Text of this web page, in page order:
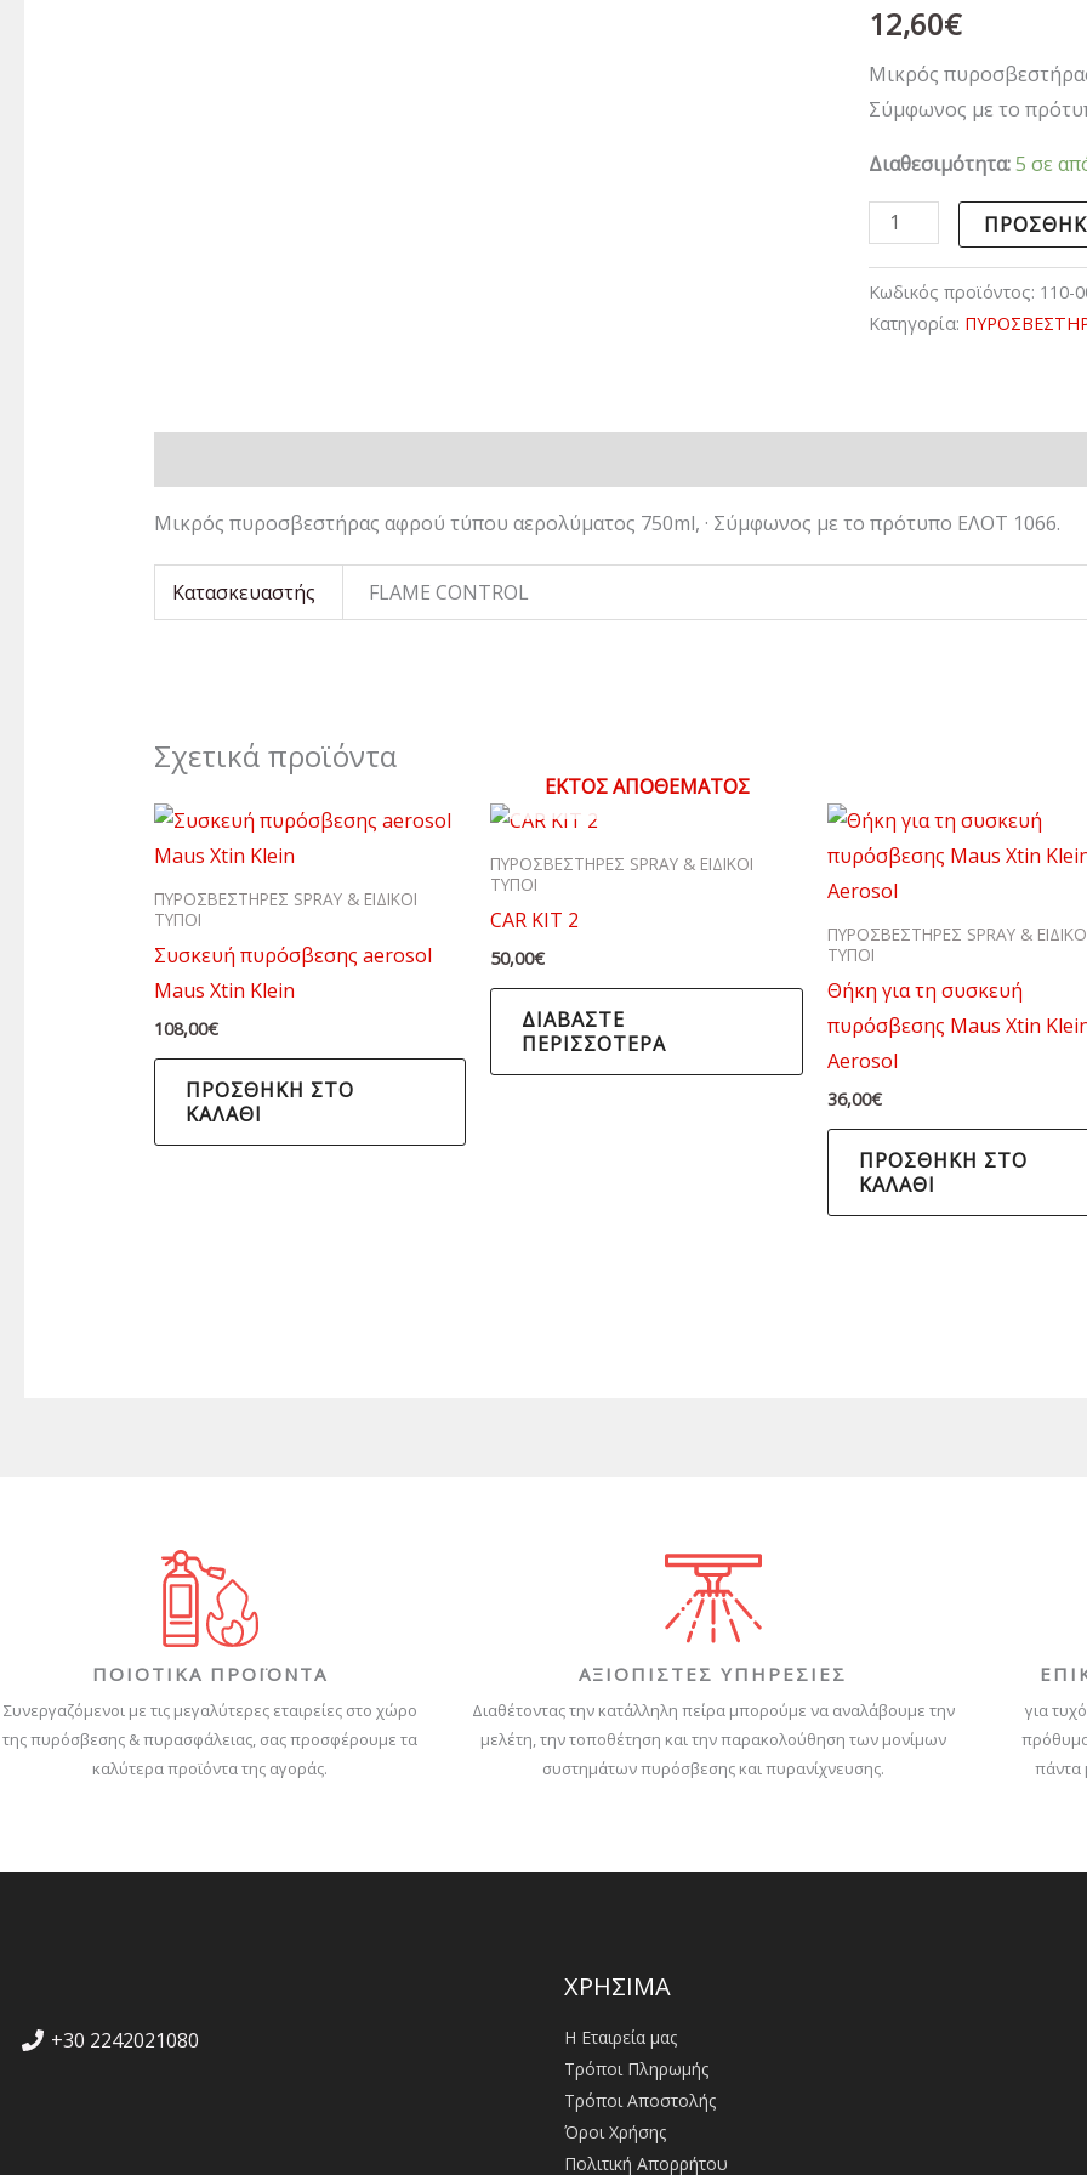
12,60€
Μικρός
Σύμφωνος με το
Διαθεσιμότητα:5 σε
Κωδικός προϊόντος: 110-
Κατηγορία:
Μικρός πυροσβεστήρας αφρού τύπου αερολύματος 750ml, · Σύμφωνος με το πρότυπο ΕΛΟΤ 1066.
Κατασκευαστής FLAME CONTROL
Σχετικά προϊόντα
ΠΥΡΟΣΒΕΣΤΗΡΕΣ SPRAY & ΕΙΔΙΚΟΙ
ΤΥΠΟΙ
Συσκευή πυρόσβεσης aerosol
Maus Xtin Klein
108,00€
ΠΡΟΣΘΉΚΗ ΣΤΟ
ΚΑΛΆΘΙ
ΕΚΤΌΣ ΑΠΟΘΈΜΑΤΟΣ
ΠΥΡΟΣΒΕΣΤΗΡΕΣ SPRAY & ΕΙΔΙΚΟΙ
ΤΥΠΟΙ
CAR KIT 2
50,00€
ΔΙΑΒΆΣΤΕ
ΠΕΡΙΣΣΌΤΕΡΑ
ΠΥΡΟΣΒΕΣΤΗΡΕΣ SPRAY &
ΤΥΠΟΙ
Θήκη για τη συσκευή
πυρόσβεσης Maus Xtin
Aerosol
36,00€
ΠΡΟΣΘΉΚΗ ΣΤΟ
ΚΑΛΆΘΙ
ΠΟΙΟΤΙΚΑ ΠΡΟΪΟΝΤΑ
Συνεργαζόμενοι με τις μεγαλύτερες εταιρείες στο χώρο
της πυρόσβεσης & πυρασφάλειας, σας προσφέρουμε τα
καλύτερα προϊόντα της αγοράς.
ΑΞΙΟΠΙΣΤΕΣ ΥΠΗΡΕΣΙΕΣ
Διαθέτοντας την κατάλληλη πείρα μπορούμε να αναλάβουμε την
μελέτη, την τοποθέτηση και την παρακολούθηση των μονίμων
συστημάτων πυρόσβεσης και πυρανίχνευσης.
για
πάντα
+30 2242021080
ΧΡΗΣΙΜΑ
Η Εταιρεία μας
Τρόποι Πληρωμής
Τρόποι Αποστολής
Όροι Χρήσης
Πολιτική Απορρήτου